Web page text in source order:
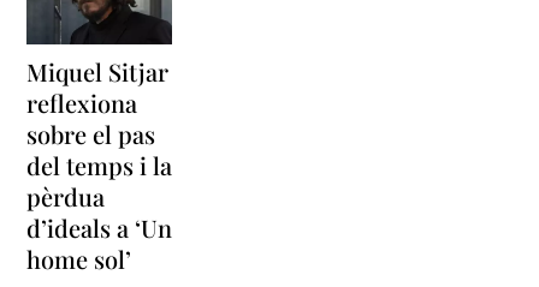
Miquel Sitjar
reflexiona
sobre el pas
del temps i la
pèrdua
d’ideals a ‘Un
home sol’